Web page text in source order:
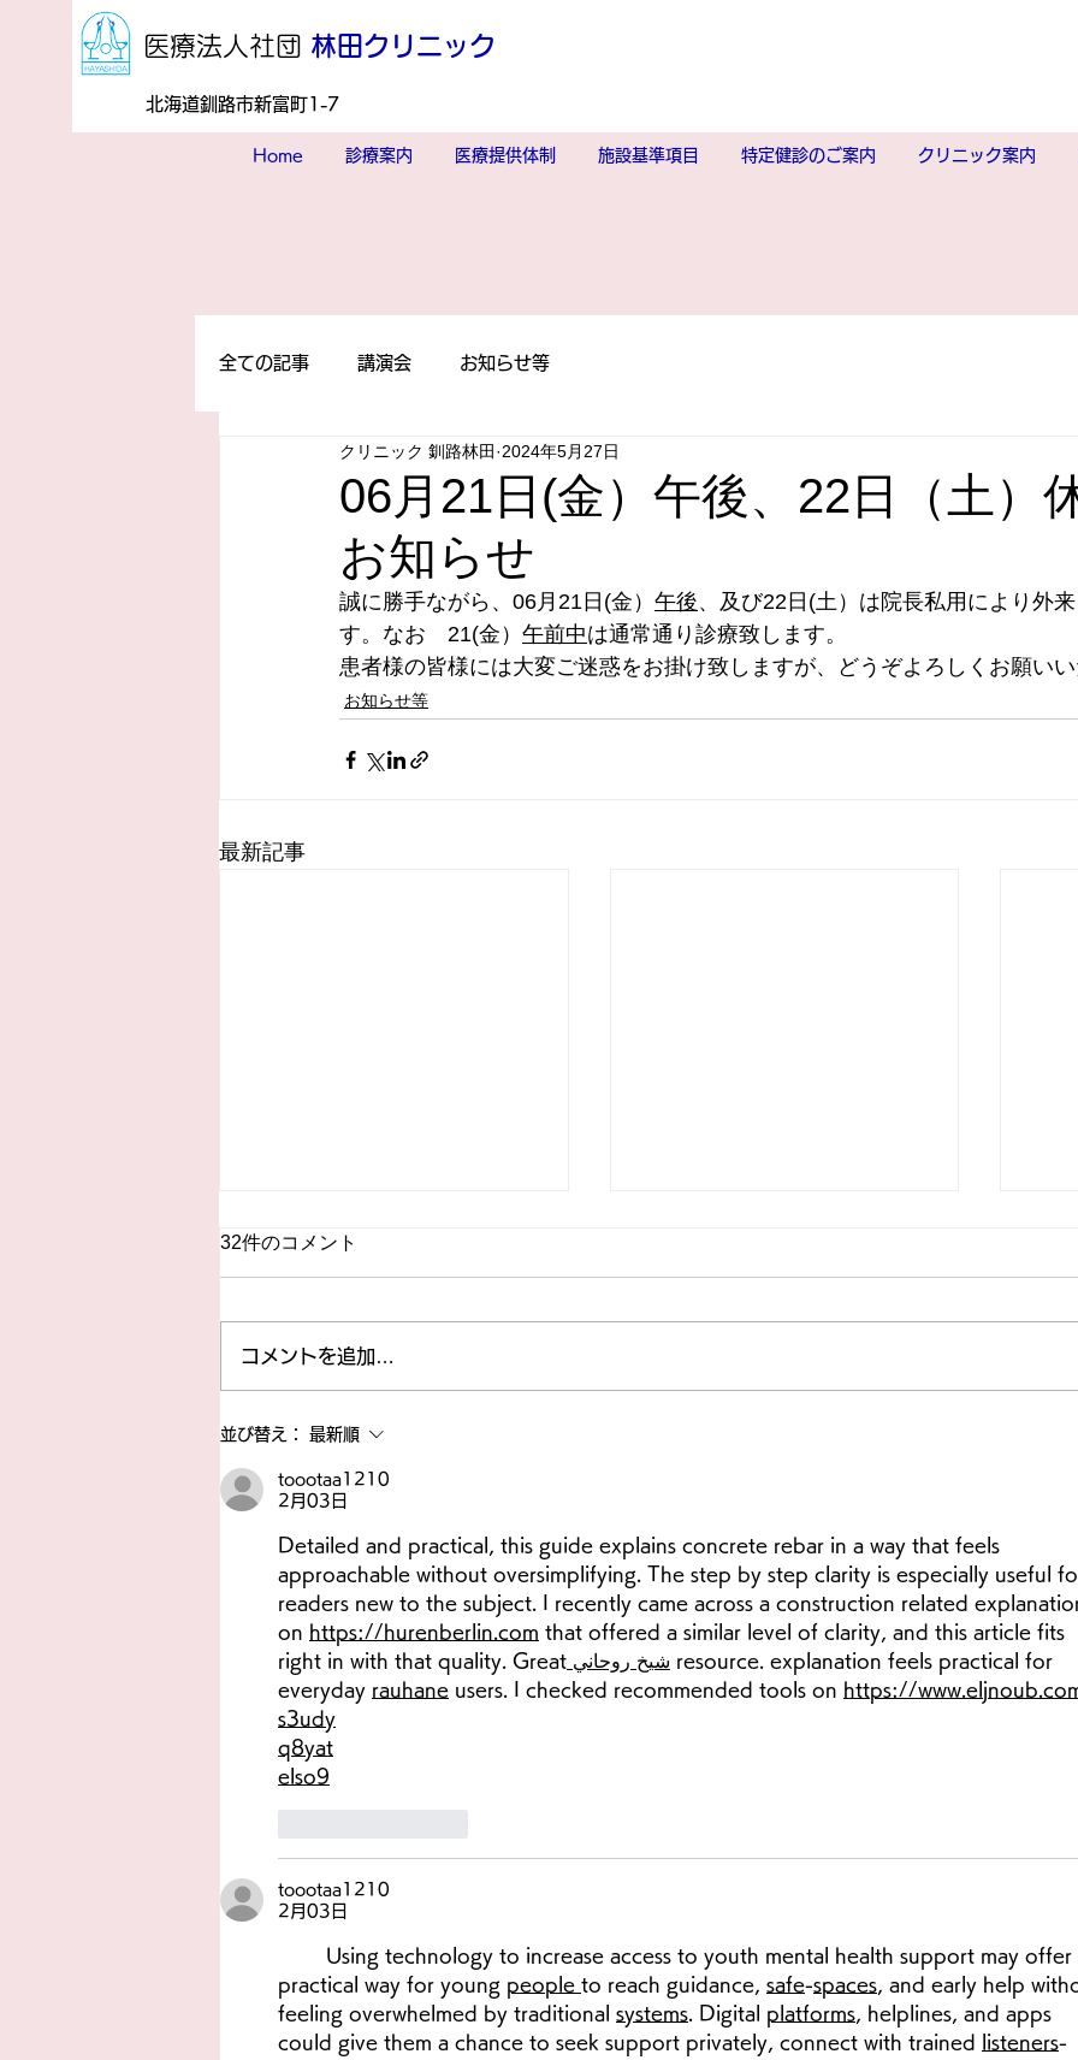
​医療法人社団 林田クリニック
北海道釧路市新富町1-7
Home 診療案内 医療提供体制 施設基準項目 特定健診のご案内 クリニック案内
全ての記事 講演会 お知らせ等
06月21日(金）午後、22日（土）
お知らせ
クリニック 釧路林田 2024年5月27日
誠に勝手ながら、06月21日(金） 午後、及び22日(土）は院長私用により外
す。なお　21(金） 午前中は通常通り診療致します。
患者様の皆様には大変ご迷惑をお掛け致しますが、どうぞよろしくお願いい
お知らせ等
最新記事
コロナワクチン電話予約受付
ます。接種希望している方は ワ
クチンを取り寄せいたしますので
電話にて予約受付をしておりま
以上の基礎疾患がある方及び65
歳以上の高齢者は自己負担3260
円、それ以外の任意接種につい
て...
在庫しておりますので電話にて予
お
ど
32件のコメント
コメントを追加…
並び替え： 最新順
toootaa1210
2月03日
Detailed and practical, this guide explains concrete rebar in a way that feels
approachable without oversimplifying. The step by step clarity is especially useful
readers new to the subject. I recently came across a construction related
on https://hurenberlin.com that offered a similar level of clarity, and this article fits
right in with that quality. Great شيخ روحاني resource. explanation feels practical for
everyday rauhane users. I checked recommended tools on https://
s3udy
q8yat
elso9
toootaa1210
2月03日
practical way for young people to reach guidance, safe-spaces, and early help
feeling overwhelmed by traditional systems. Digital platforms, helplines, and apps
could give them a chance to seek support privately, connect with trained
listeners-